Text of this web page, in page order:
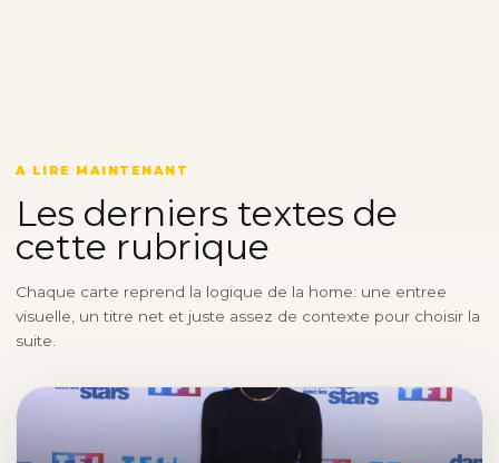
A LIRE MAINTENANT
Les derniers textes de
cette rubrique
Chaque carte reprend la logique de la home: une entree
visuelle, un titre net et juste assez de contexte pour choisir la
suite.